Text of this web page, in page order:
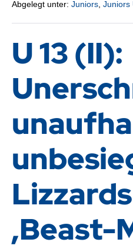
Abgelegt unter: Juniors Juniors
U 13 (II):
‚Beast-